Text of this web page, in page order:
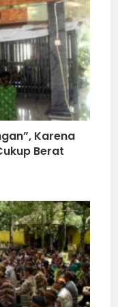
Karena
Berat